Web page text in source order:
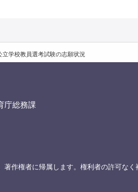
学校教員選考試験の志願状況
庁総務課
作権者に帰属します。権利者の許可な